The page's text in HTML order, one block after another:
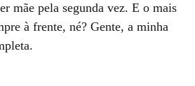
mãe pela segunda vez. E o mais
à frente, né? Gente, a minha